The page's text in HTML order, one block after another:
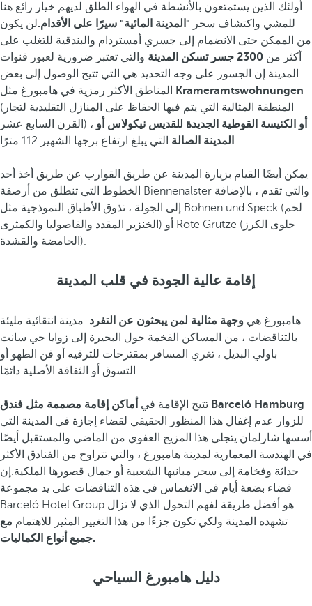
أولئك الذين يستمتعون بالأنشطة في الهواء الطلق لديهم خيار رائع هنا
للمشي واكتشاف سحر "المدينة المائية" سيرًا على الأقدام.لن يكون
من الممكن حتى الانضمام إلى جسري أمستردام والبندقية للتغلب على
أكثر من 2300 جسر تسكن المدينة
والتي تعتبر ضرورية لعبور قنوات
المدينة.إن الجسور على وجه التحديد هي التي تتيح الوصول إلى بعض
Krameramtswohnungen
(المنطقة المثالية التي يتم فيها الحفاظ على المنازل التقليدية لتجار
القرن السابع عشر) ، أو الكنيسة القوطية الجديدة للقديس نيكولاس أو
المدينة الصالة التي يبلغ ارتفاع برجها الشهير 112 مترًا.
يمكن أيضًا القيام بزيارة المدينة عن طريق القوارب عن طريق أخذ أحد
الخطوط التي تنطلق من أرصفة Biennenalster والتي تقدم ، بالإضافة
إلى الجولة ، تذوق الأطباق النموذجية مثل Bohnen und Speck (لحم
الخنزير المقدد والفاصوليا والكمثرى) أو Rote Grütze (حلوى الكرز
الحامضة والقشدة).
إقامة عالية الجودة في قلب المدينة
هامبورغ هي وجهة مثالية لمن يبحثون عن التفرد .مدينة انتقائية مليئة
بالتناقضات ، من المساكن الفخمة حول البحيرة إلى زوايا حي سانت
باولي البديل ، تغري المسافر بمقترحات للترفيه أو فن الطهو أو
التسوق أو الثقافة الأصلية دائمًا.
تتيح الإقامة في أماكن إقامة مصممة مثل فندق Barceló Hamburg
للزوار عدم إغفال هذا المنظور الحقيقي لقضاء إجازة في المدينة التي
أسسها شارلمان.يتجلى هذا المزيج العفوي من الماضي والمستقبل أيضًا
في الهندسة المعمارية لمدينة هامبورغ ، والتي تتراوح من الفنادق الأكثر
حداثة وفخامة إلى سحر مبانيها الشعبية أو جمال قصورها الملكية.إن
قضاء بضعة أيام في الانغماس في هذه التناقضات على يد مجموعة
Barceló Hotel Group هو أفضل طريقة لفهم التحول الذي لا تزال
تشهده المدينة ولكي تكون جزءًا من هذا التغيير المثير للاهتمام مع
جميع أنواع الكماليات.
دليل هامبورغ السياحي